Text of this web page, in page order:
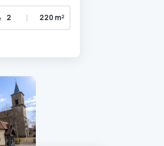
2 | 220 m²